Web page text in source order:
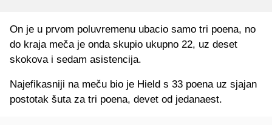
On je u prvom poluvremenu ubacio samo tri poena, no
do kraja meča je onda skupio ukupno 22, uz deset
skokova i sedam asistencija.
Najefikasniji na meču bio je Hield s 33 poena uz sjajan
postotak šuta za tri poena, devet od jedanaest.